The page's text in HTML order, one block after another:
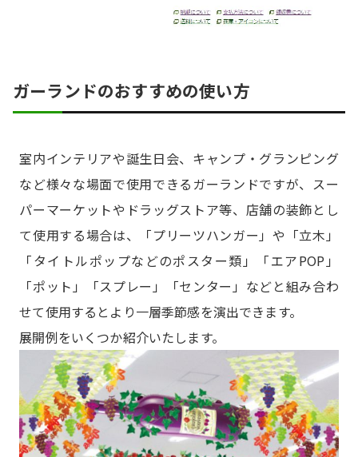
ガーランドのおすすめの使い方
室内インテリアや誕生日会、キャンプ・グランピング
など様々な場面で使用できるガーランドですが、スー
パーマーケットやドラッグストア等、店舗の装飾とし
て使用する場合は、「プリーツハンガー」や「立木」
「タイトルポップなどのポスター類」「エアPOP」
「ポット」「スプレー」「センター」などと組み合わ
せて使用するとより一層季節感を演出できます。
展開例をいくつか紹介いたします。